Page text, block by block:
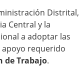
Distrital,
Central y la
a adoptar las
requerido
de Trabajo.